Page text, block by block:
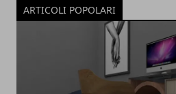
ARTICOLI POPOLARI